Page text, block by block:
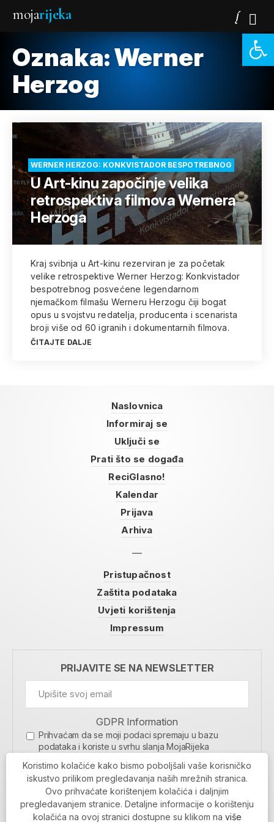
mojarijeka
Oznaka:Werner
Herzog
WERNER HERZOG: KONKVISTADOR BESPOTREBNOG
U Art-kinu započinje velika
retrospektiva filmova Wernera
Herzoga
Kraj svibnja u Art-kinu rezerviran je za početak
velike retrospektive Werner Herzog: Konkvistador
bespotrebnog posvećene legendarnom
njemačkom filmašu Werneru Herzogu čiji bogat
opus u svojstvu redatelja, producenta i scenarista
broji više od 60 igranih i dokumentarnih filmova.
ČITAJTE DALJE
Naslovnica
Informiraj se
Uključi se
Prati što se događa
ReciGlasno!
Kalendar
Prijava
Arhiva
Pristupačnost
Zaštita podataka
Uvjeti korištenja
Impressum
PRIJAVITE SE NA NEWSLETTER
GDPR Information
Prihvaćam da se moji podaci spremaju u bazu
podataka i koriste u svrhu slanja MojaRijeka
MOJARIJEKA NEWSLETTER
PRIJAVI SE
Koristimo kolačiće kako bismo poboljšali vaše korisničko
iskustvo prilikom pregledavanja naših mrežnih stranica.
Ovo prihvaćate korištenjem kolačića i daljnjim
pregledavanjem stranice. Detaljne informacije o korištenju
kolačića na ovoj stranici dostupne su klikom na više